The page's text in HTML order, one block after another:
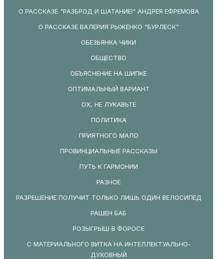
О РАССКАЗЕ "РАЗБРОД И ШАТАНИЕ!" АНДРЕЯ ЕФРЕМОВА
О РАССКАЗЕ ВАЛЕРИЯ РЫЖЕНКО "БУРЛЕСК"
ОБЕЗЬЯНКА ЧИКИ
ОБЩЕСТВО
ОБЪЯСНЕНИЕ НА ШИПКЕ
ОПТИМАЛЬНЫЙ ВАРИАНТ
ОХ, НЕ ЛУКАВЬТЕ
ПОЛИТИКА
ПРИЯТНОГО МАЛО
ПРОВИНЦИАЛЬНЫЕ РАССКАЗЫ
ПУТЬ К ГАРМОНИИ
РАЗНОЕ
РАЗРЕШЕНИЕ ПОЛУЧИТ ТОЛЬКО ЛИШЬ ОДИН ВЕЛОСИПЕД
РАШЕН БАБ
РОЗЫГРЫШ В ФОРОСЕ
С МАТЕРИАЛЬНОГО ВИТКА НА ИНТЕЛЛЕКТУАЛЬНО-
ДУХОВНЫЙ